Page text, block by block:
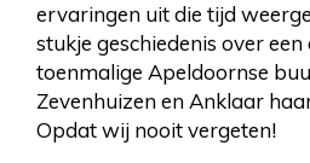
ervaringen uit die tijd
stukje geschiedenis over
toenmalige Apeldoornse
Zevenhuizen en Anklaar
Opdat wij nooit vergeten!